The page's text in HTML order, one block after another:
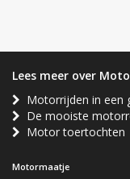
Lees meer over
Motorrijden in een
De mooiste
Motor toertochten
Motormaatje